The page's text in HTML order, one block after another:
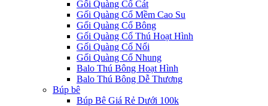
Gối Quàng Cổ Cát
Gối Quàng Cổ Mềm Cao Su
Gối Quàng Cổ Bông
Gối Quàng Cổ Thú Hoạt Hình
Gối Quàng Cổ Nổi
Gối Quàng Cổ Nhung
Balo Thú Bông Hoạt Hình
Balo Thú Bông Dễ Thương
Búp bê
Búp Bê Giá Rẻ Dưới 100k